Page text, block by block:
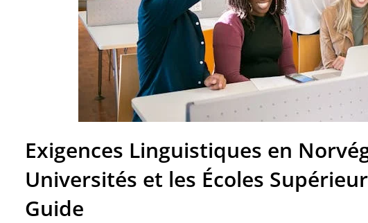
Exigences Linguistiques en
Universités et les Écoles
Guide